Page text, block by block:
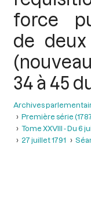
force
de
34 à 45
Archives
Première série
Tome XXVIII - Du 6
27 juillet 1791